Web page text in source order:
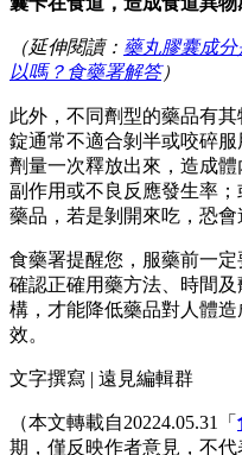
（延伸閱讀： 藥丸膠囊成
以嗎？食藥署解答）
此外，不同劑型的藥品有
錠通常不適合剝半或咬碎
劑量一次釋放出來，造成
副作用或不良反應發生率
藥品，若是剝開來吃，恐會
食藥署提醒您，服藥前一
確認正確用藥方法、時間
構，才能降低藥品對人體
效。
文字撰寫 | 遠見編輯群
（本文轉載自20224.05.31「
期，僅反映作者意見，不代